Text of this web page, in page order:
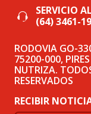
SERVICIO
(64) 3461-
RODOVIA GO-
75200-000,
NUTRIZA.
RESERVADOS
RECIBIR